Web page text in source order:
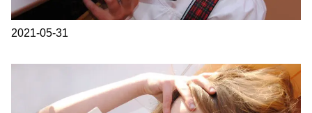
2021-05-31